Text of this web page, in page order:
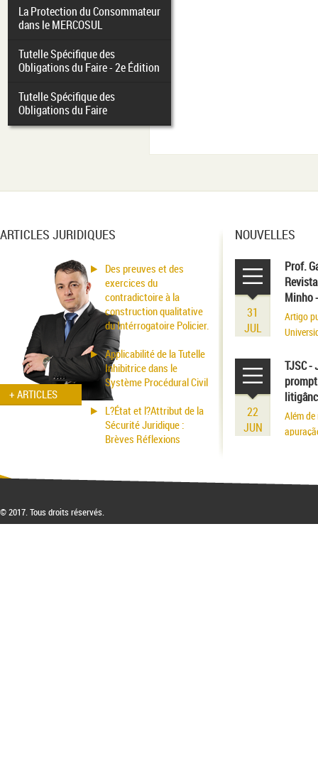
La Protection du Consommateur
dans le MERCOSUL
Tutelle Spécifique des
Obligations du Faire - 2e Édition
Tutelle Spécifique des
Obligations du Faire
ARTICLES JURIDIQUES
+ ARTICLES
Des preuves et des
exercices du
contradictoire à la
construction qualitative
du Intérrogatoire Policier.
Applicabilité de la Tutelle
Inhibitrice dans le
Système Procédural Civil
L?État et l?Attribut de la
Sécurité Juridique :
Brèves Réflexions
NOUVELLES
31
JUL
Prof.
Minho
Artigo
22
JUN
TJSC -
Além
© 2017. Tous droits réservés.